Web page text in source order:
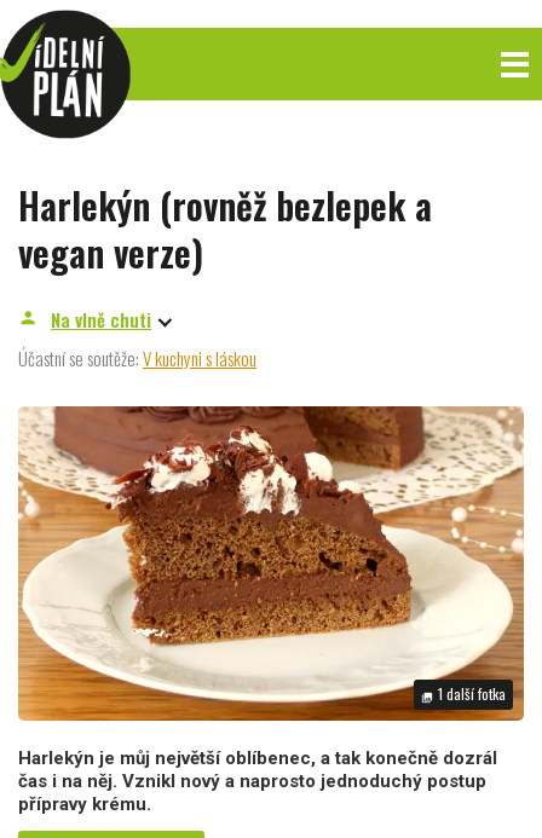
Harlekýn (rovněž bezlepek a
vegan verze)
person
Na vlně chuti
Účastní se soutěže:V kuchyni s láskou
photo_library 1 další fotka
Harlekýn je můj největší oblíbenec, a tak konečně dozrál
čas i na něj. Vznikl nový a naprosto jednoduchý postup
přípravy krému.